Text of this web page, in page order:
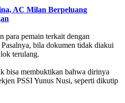
AC Milan Berpeluang
para pemain terkait dengan
bila dokumen tidak diakui
terulang.
bisa membuktikan bahwa dirinya
PSSI Yunus Nusi, seperti dikutip